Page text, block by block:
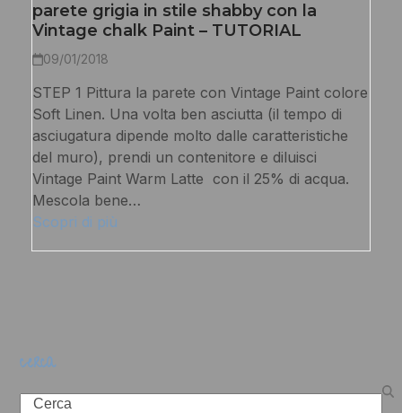
parete grigia in stile shabby con la
Vintage chalk Paint – TUTORIAL
09/01/2018
STEP 1 Pittura la parete con Vintage Paint colore
Soft Linen. Una volta ben asciutta (il tempo di
asciugatura dipende molto dalle caratteristiche
del muro), prendi un contenitore e diluisci
Vintage Paint Warm Latte con il 25% di acqua.
Mescola bene…
Scopri di più
cerca
Search